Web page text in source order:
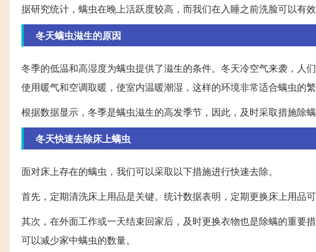
据研究统计，螨虫在晚上活跃度较高，而我们在入睡之前洗脸可以有
冬天螨虫滋生的原因
冬季的低温和高湿度为螨虫提供了滋生的条件。冬天冷空气来袭，人
使用暖气和空调取暖，使室内温暖潮湿，这样的环境非常适合螨虫的繁
根据数据显示，冬季是螨虫滋生的高发季节，因此，及时采取措施除螨
冬天快速去除床上螨虫
面对床上存在的螨虫，我们可以采取以下措施进行快速去除。
首先，定期清洗床上用品是关键。统计数据表明，定期更换床上用品
其次，在外面工作或一天结束回家后，及时更换衣物也是除螨的重要
可以减少家中螨虫的数量。